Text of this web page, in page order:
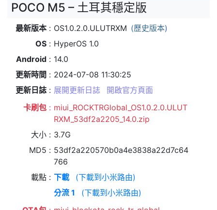
POCO M5 – 土耳其穩定版
最新版本 OS1.0.2.0.ULUTRXM (歷史版本)
OS
HyperOS 1.0
Android
14.0
更新時間
2024-07-08 11:30:25
更新日誌
展開更新日誌
開啟官方頁面
卡刷包
miui_ROCKTRGlobal_OS1.0.2.0.ULUT
RXM_53df2a2205_14.0.zip
大小
3.7G
MD5
53df2a220570b0a4e3838a22d7c64
766
載點
下載
(下載到小米路由)
分流 1
(下載到小米路由)